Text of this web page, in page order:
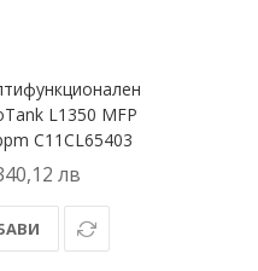
L1350 MFP
C11CL65403
лв